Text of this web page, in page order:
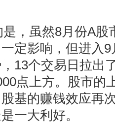
虽然8月份A股
定影响，但进入
13个交易日拉出
点上方。股市的
基的赚钱效应再
一大利好。